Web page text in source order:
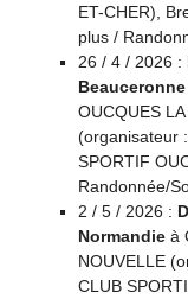
ET-CHER),
plus /
26 / 4 / 2026 :
OUCQUES
(organisateur
SPORTIF
Randonnée/
2 / 5 / 2026 :
Normandieà
NOUVELLE
CLUB